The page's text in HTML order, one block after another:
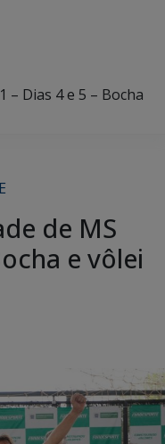
– Dias 4 e 5 – Bocha
de MS
e vôlei